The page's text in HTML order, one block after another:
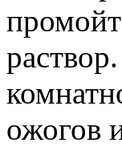
ожогов